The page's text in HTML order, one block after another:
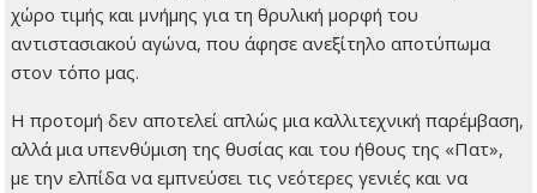
χώρο τιμής και μνήμης για τη θρυλική μορφή του
αντιστασιακού αγώνα, που άφησε ανεξίτηλο αποτύπωμα
στον τόπο μας.
Η προτομή δεν αποτελεί απλώς μια καλλιτεχνική παρέμβαση,
αλλά μια υπενθύμιση της θυσίας και του ήθους της «Πατ»,
με την ελπίδα να εμπνεύσει τις νεότερες γενιές και να